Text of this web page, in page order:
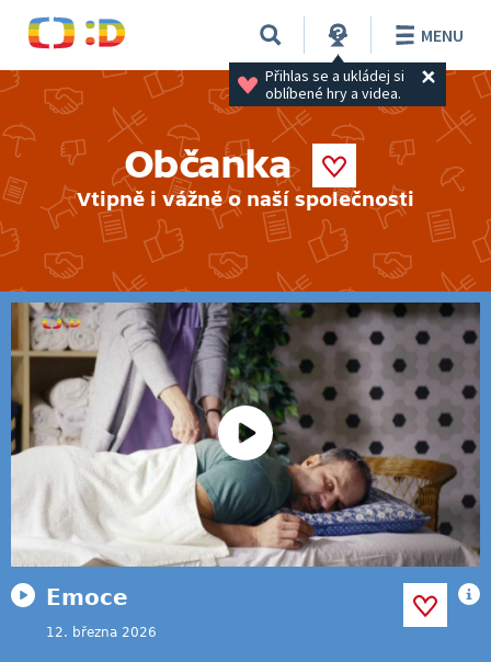
Přihlas se a ukládej si
oblíbené hry a videa.
MENU
Občanka
Vtipně i vážně o naší společnosti
Emoce
12. března 2026